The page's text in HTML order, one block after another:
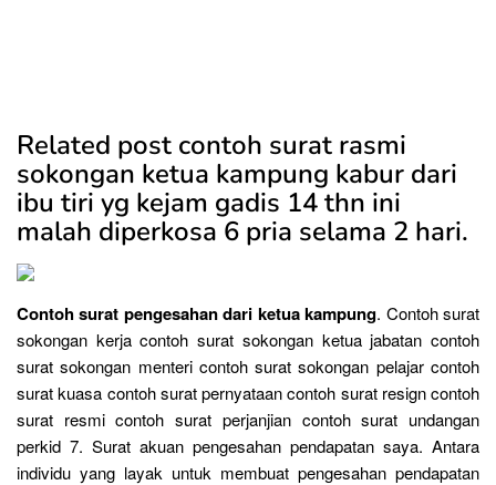
Related post contoh surat rasmi
sokongan ketua kampung kabur dari
ibu tiri yg kejam gadis 14 thn ini
malah diperkosa 6 pria selama 2 hari.
Contoh surat pengesahan dari ketua kampung. Contoh surat
sokongan kerja contoh surat sokongan ketua jabatan contoh
surat sokongan menteri contoh surat sokongan pelajar contoh
surat kuasa contoh surat pernyataan contoh surat resign contoh
surat resmi contoh surat perjanjian contoh surat undangan
perkid 7. Surat akuan pengesahan pendapatan saya. Antara
individu yang layak untuk membuat pengesahan pendapatan